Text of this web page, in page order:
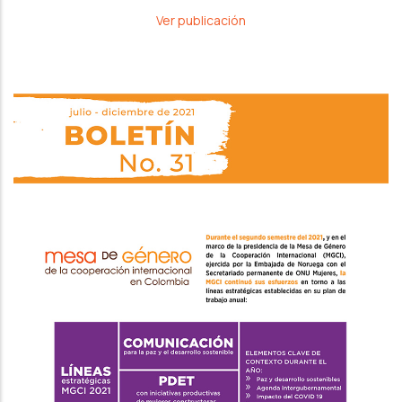
Ver publicación